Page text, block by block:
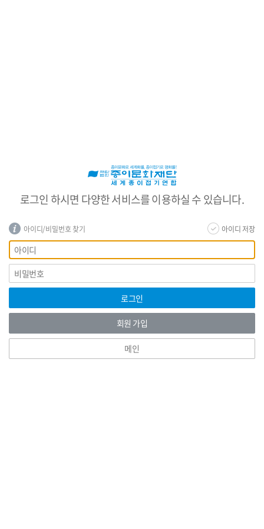
로그인 하시면 다양한 서비스를 이용하실 수 있습니다.
아이디/비밀번호 찾기 아이디 저장
회
원
로
그
인
아
이
디
비
밀
번
로그인
회원 가입
메인